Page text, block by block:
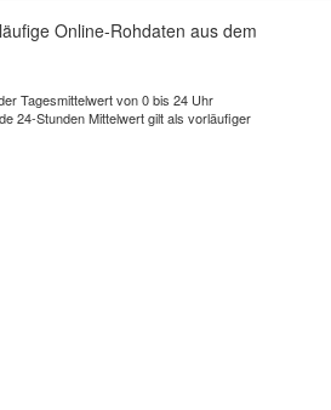
Online-Rohdaten aus dem
Tagesmittelwert von 0 bis 24 Uhr
24-Stunden Mittelwert gilt als vorläufiger